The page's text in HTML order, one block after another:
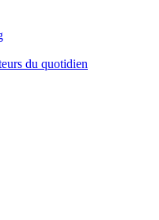
du quotidien